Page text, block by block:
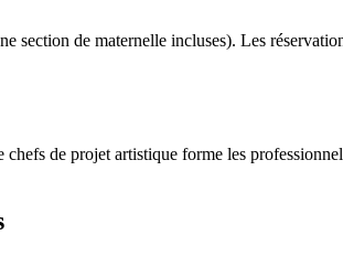
section de maternelle incluses). Les
de projet artistique forme les